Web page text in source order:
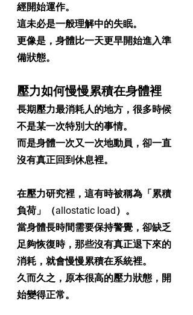
經開始運作。
這未必是一般理解中的失眠。
更像是，身體比一天更早開始進入準
備狀態。
壓力如何慢慢累積在身體裡
長期壓力最消耗人的地方，很多時候
不是某一次特別大的事情。
而是身體一次又一次地動員，卻一直
沒有真正回到休息裡。
在壓力研究裡，這有時被稱為「累積
負荷」（allostatic load）。
當身體長時間需要保持警覺，卻缺乏
足夠恢復時，那些沒有真正退下來的
消耗，就會慢慢累積在系統裡。
久而久之，原本很高的壓力狀態，開
始變得正常。